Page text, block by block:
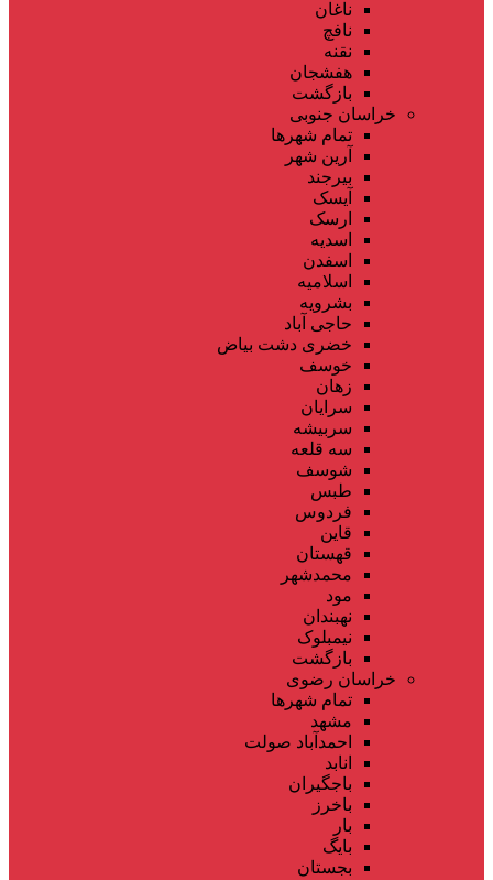
ناغان
نافچ
نقنه
هفشجان
بازگشت
خراسان جنوبی
تمام شهر‌ها
آرین شهر
بیرجند
آیسک
ارسک
اسدیه
اسفدن
اسلامیه
بشرویه
حاجی آباد
خضری دشت بیاض
خوسف
زهان
سرایان
سربیشه
سه قلعه
شوسف
طبس
فردوس
قاین
قهستان
محمدشهر
مود
نهبندان
نیمبلوک
بازگشت
خراسان رضوی
تمام شهر‌ها
مشهد
احمدآباد صولت
انابد
باجگیران
باخرز
بار
بایگ
بجستان